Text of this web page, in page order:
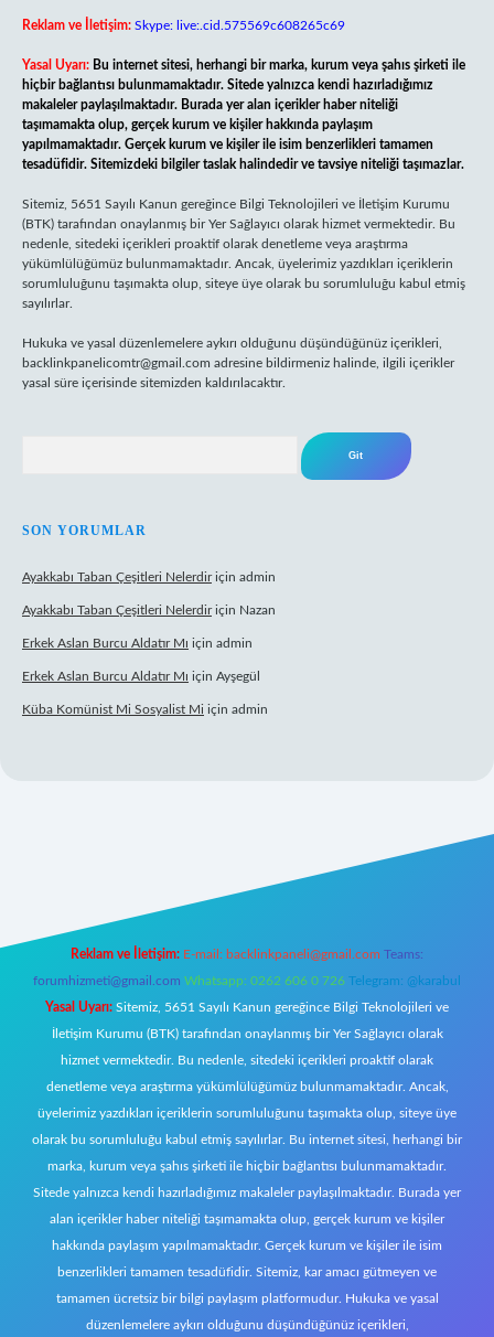
Reklam ve İletişim: Skype: live:.cid.575569c608265c69
Yasal Uyarı: Bu internet sitesi, herhangi bir marka, kurum veya şahıs şirketi ile
hiçbir bağlantısı bulunmamaktadır. Sitede yalnızca kendi hazırladığımız
makaleler paylaşılmaktadır. Burada yer alan içerikler haber niteliği
taşımamakta olup, gerçek kurum ve kişiler hakkında paylaşım
yapılmamaktadır. Gerçek kurum ve kişiler ile isim benzerlikleri tamamen
tesadüfidir. Sitemizdeki bilgiler taslak halindedir ve tavsiye niteliği taşımazlar.
Sitemiz, 5651 Sayılı Kanun gereğince Bilgi Teknolojileri ve İletişim Kurumu
(BTK) tarafından onaylanmış bir Yer Sağlayıcı olarak hizmet vermektedir. Bu
nedenle, sitedeki içerikleri proaktif olarak denetleme veya araştırma
yükümlülüğümüz bulunmamaktadır. Ancak, üyelerimiz yazdıkları içeriklerin
sorumluluğunu taşımakta olup, siteye üye olarak bu sorumluluğu kabul etmiş
sayılırlar.
Hukuka ve yasal düzenlemelere aykırı olduğunu düşündüğünüz içerikleri,
backlinkpanelicomtr@gmail.com adresine bildirmeniz halinde, ilgili içerikler
yasal süre içerisinde sitemizden kaldırılacaktır.
SON YORUMLAR
Ayakkabı Taban Çeşitleri Nelerdiriçin admin
Ayakkabı Taban Çeşitleri Nelerdiriçin Nazan
Erkek Aslan Burcu Aldatır Mı için admin
Erkek Aslan Burcu Aldatır Mı için Ayşegül
Küba Komünist Mi Sosyalist Mi için admin
Reklam ve İletişim: E-mail: backlinkpaneli@gmail.com Teams:
forumhizmeti@gmail.com Whatsapp: 0262 606 0 726 Telegram: @karabul
Yasal Uyarı: Sitemiz, 5651 Sayılı Kanun gereğince Bilgi Teknolojileri ve
İletişim Kurumu (BTK) tarafından onaylanmış bir Yer Sağlayıcı olarak
hizmet vermektedir. Bu nedenle, sitedeki içerikleri proaktif olarak
denetleme veya araştırma yükümlülüğümüz bulunmamaktadır. Ancak,
üyelerimiz yazdıkları içeriklerin sorumluluğunu taşımakta olup, siteye üye
olarak bu sorumluluğu kabul etmiş sayılırlar. Bu internet sitesi, herhangi bir
marka, kurum veya şahıs şirketi ile hiçbir bağlantısı bulunmamaktadır.
Sitede yalnızca kendi hazırladığımız makaleler paylaşılmaktadır. Burada yer
alan içerikler haber niteliği taşımamakta olup, gerçek kurum ve kişiler
hakkında paylaşım yapılmamaktadır. Gerçek kurum ve kişiler ile isim
benzerlikleri tamamen tesadüfidir. Sitemiz, kar amacı gütmeyen ve
tamamen ücretsiz bir bilgi paylaşım platformudur. Hukuka ve yasal
düzenlemelere aykırı olduğunu düşündüğünüz içerikleri,